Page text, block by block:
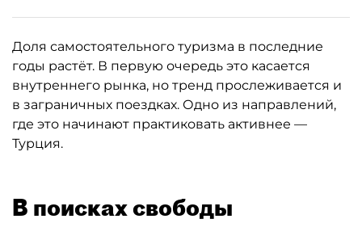
Доля самостоятельного туризма в последние
годы растёт. В первую очередь это касается
внутреннего рынка, но тренд прослеживается и
в заграничных поездках. Одно из направлений,
где это начинают практиковать активнее —
Турция.
В поисках свободы